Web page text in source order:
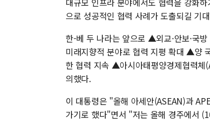
으로 성공적인 협력 사례가 도출되길 기
한-베 두 나라는 앞으로 ▲외교·안보·국
미래지향적 분야로 협력 지평 확대 ▲양
한 협력 지속 ▲아시아태평양경제협력체
의했다.
이 대통령은 "올해 아세안(ASEAN)과
가기로 했다"면서 "저는 올해 경주에서